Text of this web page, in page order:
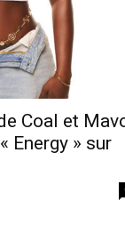
Coal et
Energy » sur